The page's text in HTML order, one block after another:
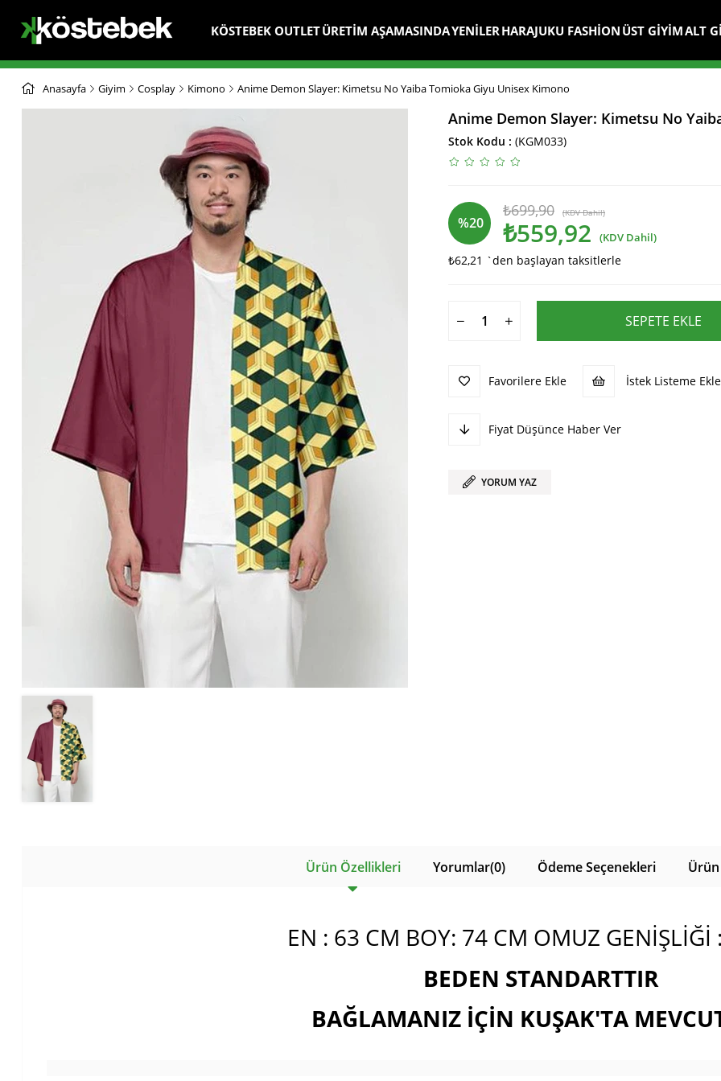
KÖSTEBEK OUTLETÜRETİM AŞAMASINDAYENİLER HARAJUKU FASHİON ÜST GİYİMALT
Anasayfa Giyim Cosplay Kimono Anime Demon Slayer: Kimetsu No Yaiba Tomioka Giyu Unisex Kimono
Anime Demon Slayer: Kimetsu No
Stok Kodu (KGM033)
%20
İndirim
₺699,90 (KDV Dahil)
₺559,92 (KDV Dahil)
₺62,21 `den başlayan taksitlerle
Favorilere Ekle İstek Listeme Ekle
Fiyat Düşünce Haber Ver
YORUM YAZ
Ürün Özellikleri Yorumlar(0) Ödeme Seçenekleri
EN : 63 CM BOY: 74 CM OMUZ GENİŞLİĞİ
BEDEN STANDARTTIR
BAĞLAMANIZ İÇİN KUŞAK'TA